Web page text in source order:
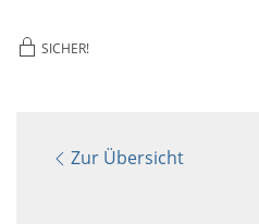
SICHER!
Zur Übersicht